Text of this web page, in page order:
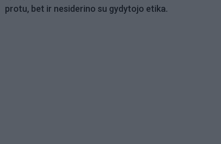
protu, bet ir nesiderino su gydytojo etika.